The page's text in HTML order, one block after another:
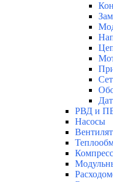
РВД и
Насосы